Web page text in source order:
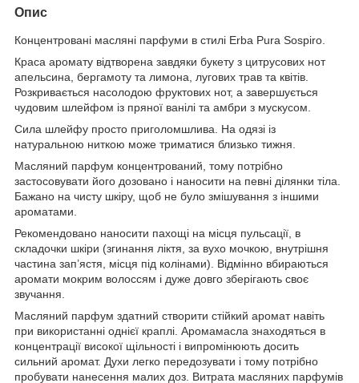
Опис
Концентровані масляні парфуми в стилі Erba Pura Sospiro.
Краса аромату відтворена завдяки букету з цитрусових нот
апельсина, бергамоту та лимона, лугових трав та квітів.
Розкривається насолодою фруктових нот, а завершується
чудовим шлейфом із пряної ванілі та амбри з мускусом.
Сила шлейфу просто приголомшлива. На одязі із
натуральною ниткою може триматися близько тижня.
Масляний парфум концентрований, тому потрібно
застосовувати його дозовано і наносити на певні ділянки тіла.
Бажано на чисту шкіру, щоб не було змішування з іншими
ароматами.
Рекомендовано наносити пахощі на місця пульсації, в
складочки шкіри (згинання ліктя, за вухо мочкою, внутрішня
частина зап’ястя, місця під колінами). Відмінно вбираються
аромати мокрим волоссям і дуже довго зберігають своє
звучання.
Масляний парфум здатний створити стійкий аромат навіть
при використанні однієї краплі. Аромамасла знаходяться в
концентрації високої щільності і випромінюють досить
сильний аромат. Духи легко передозувати і тому потрібно
пробувати нанесення малих доз. Витрата масляних парфумів